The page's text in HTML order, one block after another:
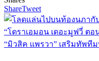
ShareTweet